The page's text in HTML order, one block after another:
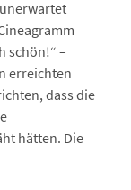
schön!“ –
erreichten
dass die
hätten. Die